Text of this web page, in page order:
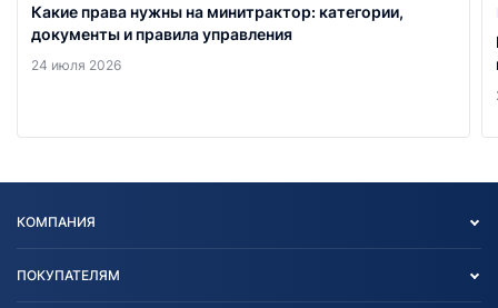
Какие права нужны на минитрактор: категории,
документы и правила управления
24 июля 2026
КОМПАНИЯ
ПОКУПАТЕЛЯМ